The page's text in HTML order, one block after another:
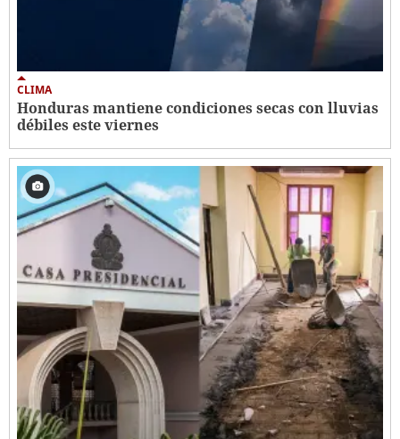
CLIMA
Honduras mantiene condiciones secas con lluvias
débiles este viernes